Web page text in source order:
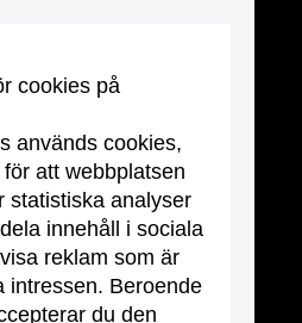
cookies på
används cookies,
att webbplatsen
statistiska analyser
innehåll i sociala
reklam som är
intressen. Beroende
du den